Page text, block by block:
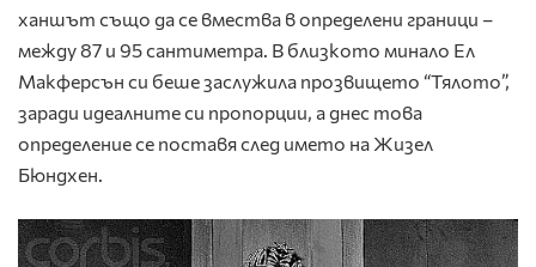
ханшът също да се вмества в определени граници –
между 87 и 95 сантиметра. В близкото минало Ел
Макферсън си беше заслужила прозвището “Тялото”,
заради идеалните си пропорции, а днес това
определение се поставя след името на Жизел
Бюндхен.